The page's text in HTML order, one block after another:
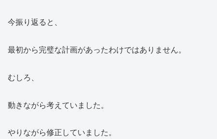
今振り返ると、
最初から完璧な計画があったわけではありません。
むしろ、
動きながら考えていました。
やりながら修正していました。